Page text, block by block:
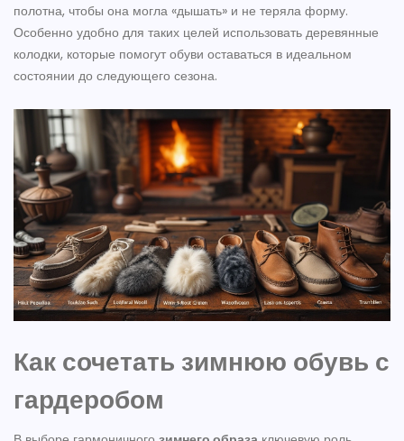
полотна, чтобы она могла «дышать» и не теряла форму.
Особенно удобно для таких целей использовать деревянные
колодки, которые помогут обуви оставаться в идеальном
состоянии до следующего сезона.
Как сочетать зимнюю обувь с
гардеробом